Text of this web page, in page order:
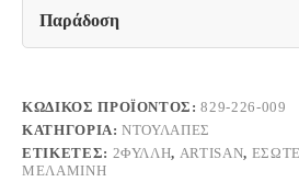
Παράδοση
ΚΩΔΙΚΌΣ ΠΡΟΪΌΝΤΟΣ:829-226-009
ΚΑΤΗΓΟΡΊΑ:ΝΤΟΥΛΆΠΕΣ
ΕΤΙΚΈΤΕΣ: 2ΦΥΛΛΗ, ARTISAN,
ΜΕΛΑΜΊΝΗ